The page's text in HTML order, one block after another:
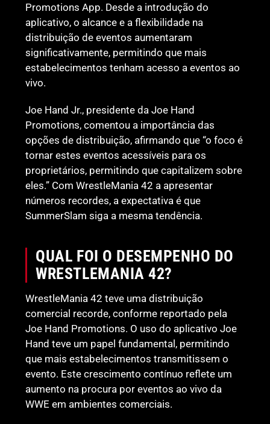
Promotions App. Desde a introdução do
aplicativo, o alcance e a flexibilidade na
distribuição de eventos aumentaram
significativamente, permitindo que mais
estabelecimentos tenham acesso a eventos ao
vivo.
Joe Hand Jr., presidente da Joe Hand
Promotions, comentou a importância das
opções de distribuição, afirmando que “o foco é
tornar estes eventos acessíveis para os
proprietários, permitindo que capitalizem sobre
eles.” Com WrestleMania 42 a apresentar
números recordes, a expectativa é que
SummerSlam siga a mesma tendência.
QUAL FOI O DESEMPENHO DO
WRESTLEMANIA 42?
WrestleMania 42 teve uma distribuição
comercial recorde, conforme reportado pela
Joe Hand Promotions. O uso do aplicativo Joe
Hand teve um papel fundamental, permitindo
que mais estabelecimentos transmitissem o
evento. Este crescimento contínuo reflete um
aumento na procura por eventos ao vivo da
WWE em ambientes comerciais.